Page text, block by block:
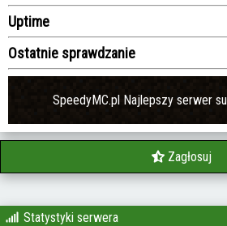
Uptime
Ostatnie sprawdzanie
SpeedyMC.pl Najlepszy serwer
Zagłosuj
Statystyki serwera